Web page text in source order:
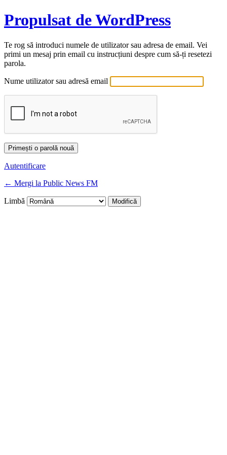
Propulsat de WordPress
Te rog să introduci numele de utilizator sau adresa de email. Vei
primi un mesaj prin email cu instrucțiuni despre cum să-ți resetezi
parola.
Nume utilizator sau adresă email
Autentificare
← Mergi la Public News FM
Limbă